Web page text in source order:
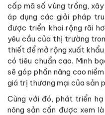
cấp mã số vùng trồng,
áp dụng các giải pháp
được triển khai rộng rãi
yêu cầu của thị trường
thiết để mở rộng xuất
có tiêu chuẩn cao. Minh
sẽ góp phần nâng cao
giá trị thương mại của sản
Cùng với đó, phát triển
nông sản cần được xem